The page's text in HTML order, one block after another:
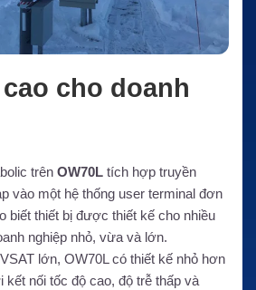
cho doanh
trên OW70L tích hợp truyền
vào một hệ thống user terminal đơn
biết thiết bị được thiết kế cho nhiều
nghiệp nhỏ, vừa và lớn.
lớn, OW70L có thiết kế nhỏ hơn
nối tốc độ cao, độ trễ thấp và